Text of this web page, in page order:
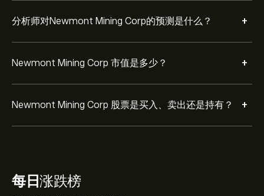
分析师对Newmont Mining Corp的预测是什么？ +
Newmont Mining Corp 市值是多少？ +
Newmont Mining Corp 股票是买入、卖出还是持有？ +
每日涨跌榜